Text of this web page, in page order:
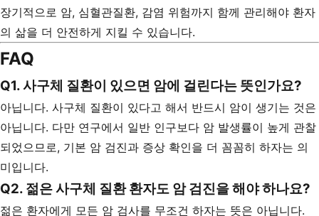
장기적으로 암, 심혈관질환, 감염 위험까지 함께 관리해야 환자
의 삶을 더 안전하게 지킬 수 있습니다.
FAQ
Q1. 사구체 질환이 있으면 암에 걸린다는 뜻인가요?
아닙니다. 사구체 질환이 있다고 해서 반드시 암이 생기는 것은
아닙니다. 다만 연구에서 일반 인구보다 암 발생률이 높게 관찰
되었으므로, 기본 암 검진과 증상 확인을 더 꼼꼼히 하자는 의
미입니다.
Q2. 젊은 사구체 질환 환자도 암 검진을 해야 하나요?
젊은 환자에게 모든 암 검사를 무조건 하자는 뜻은 아닙니다.